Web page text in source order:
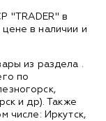
"TRADER" в
в наличии и
из раздела .
по
и др). Также
числе: Иркутск,